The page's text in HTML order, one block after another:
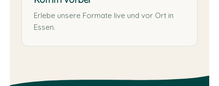
Erlebe unsere Formate live und vor Ort in
Essen.